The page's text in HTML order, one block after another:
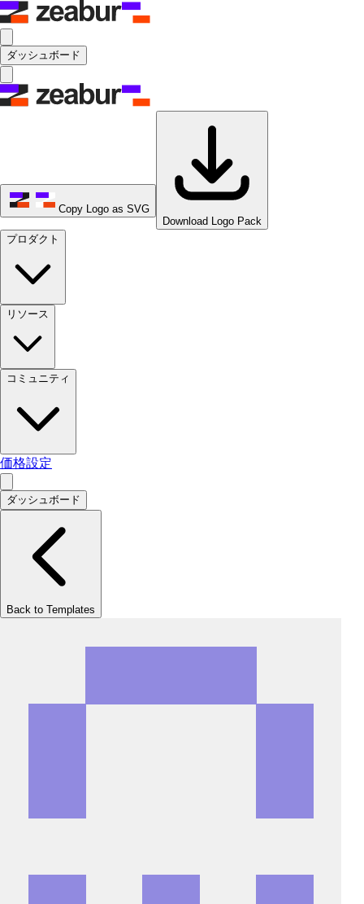
ダッシュボード
Copy Logo as SVG
Download Logo Pack
プロダクト
リソース
コミュニティ
価格設定
ダッシュボード
Back to Templates